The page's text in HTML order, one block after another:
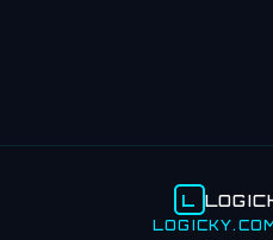
L
LOGICKY.COM